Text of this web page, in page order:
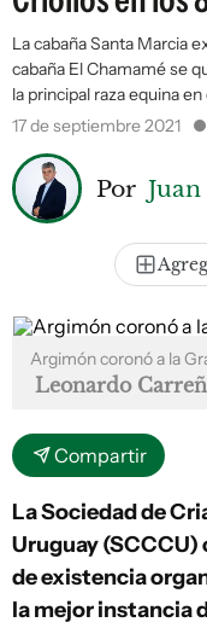
La cabaña Santa Marcia
cabaña El Chamamé se
la principal raza equina en
17 de septiembre 2021
Por
Argimón coronó a la
Leonardo
Compartir
La Sociedad de
Uruguay (SCCCU)
de existencia
la mejor instancia